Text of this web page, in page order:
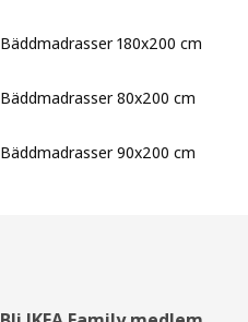
Bäddmadrasser 180x200 cm
Bäddmadrasser 80x200 cm
Bäddmadrasser 90x200 cm